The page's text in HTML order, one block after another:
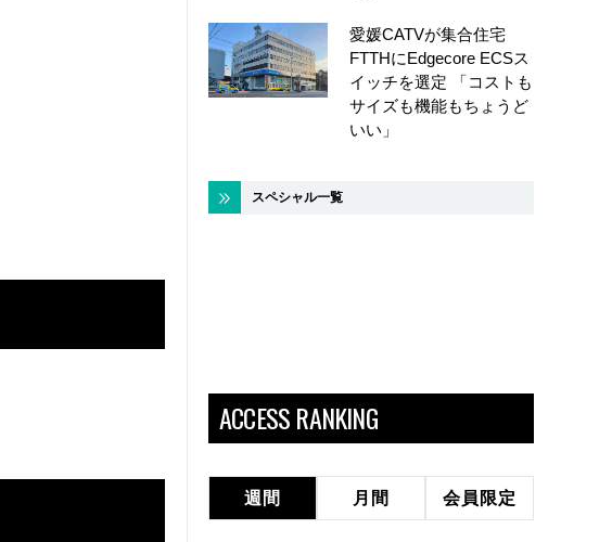
愛媛CATVが集合住宅
FTTHにEdgecore ECSス
イッチを選定 「コストも
サイズも機能もちょうど
いい」
スペシャル一覧
ACCESS RANKING
週間 月間 会員限定